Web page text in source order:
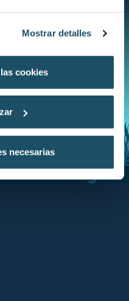
Mostrar detalles
cookies
necesarias